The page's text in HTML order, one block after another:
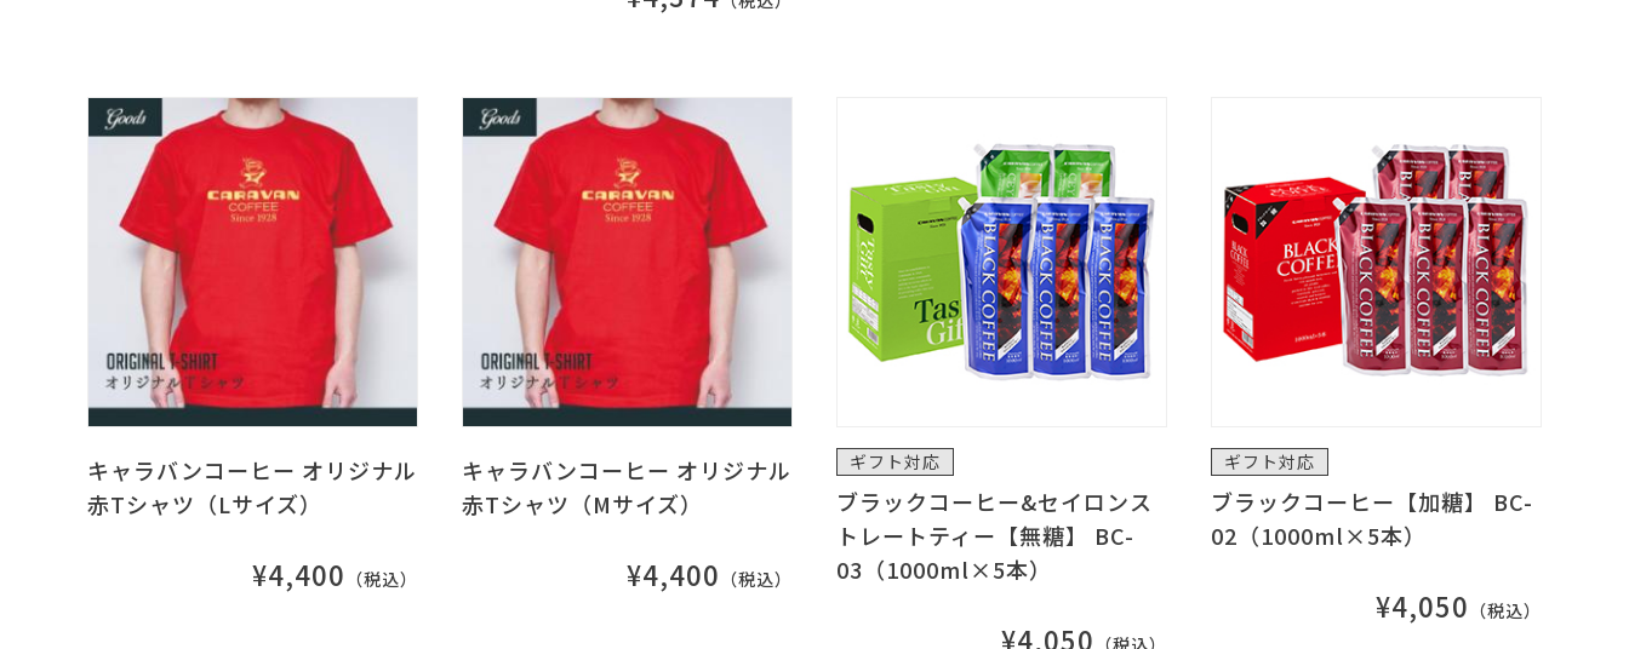
キャラバンコーヒー オリジナル
赤Tシャツ（Lサイズ）
¥4,400 （税込）
キャラバンコーヒー オリジナル
赤Tシャツ（Mサイズ）
¥4,400 （税込）
ギフト対応
ブラックコーヒー&セイロンス
トレートティー【無糖】 BC-
03（1000ml×5本）
¥4,050 （税込）
ギフト対応
ブラックコーヒー【加糖】 BC-
02（1000ml×5本）
¥4,050 （税込）